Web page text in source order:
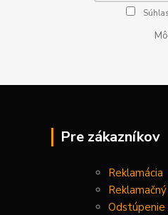
Pre zákazníkov
Reklamácia
Odstúpenie